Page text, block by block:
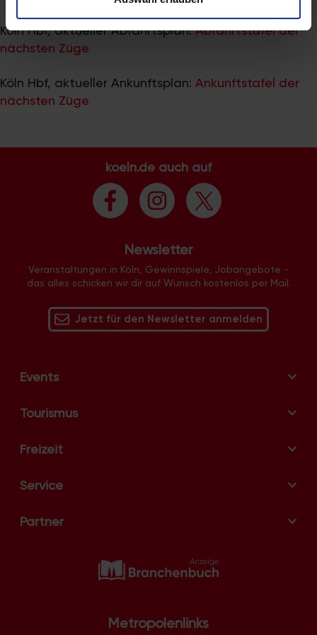
analysieren. Außerdem geben wir Informationen zu Ihrer
Verwendung unserer Website an unsere Partner für
soziale Medien, Werbung und Analysen weiter. Unsere
weiteren Daten zusammen, die Sie ihnen bereitgestellt
haben oder die sie im Rahmen Ihrer Nutzung der Dienste
Köln Hbf, aktueller Abfahrtsplan:Abfahrtstafel der
nächsten Züge
Köln Hbf, aktueller Ankunftsplan: Ankunftstafel der
nächsten Züge
koeln.de auch auf
Newsletter
Veranstaltungen in Köln, Gewinnspiele, Jobangebote -
das alles schicken wir dir auf Wunsch kostenlos per Mail.
Jetzt für den Newsletter anmelden
Events
Tourismus
Freizeit
Service
Partner
Metropolenlinks